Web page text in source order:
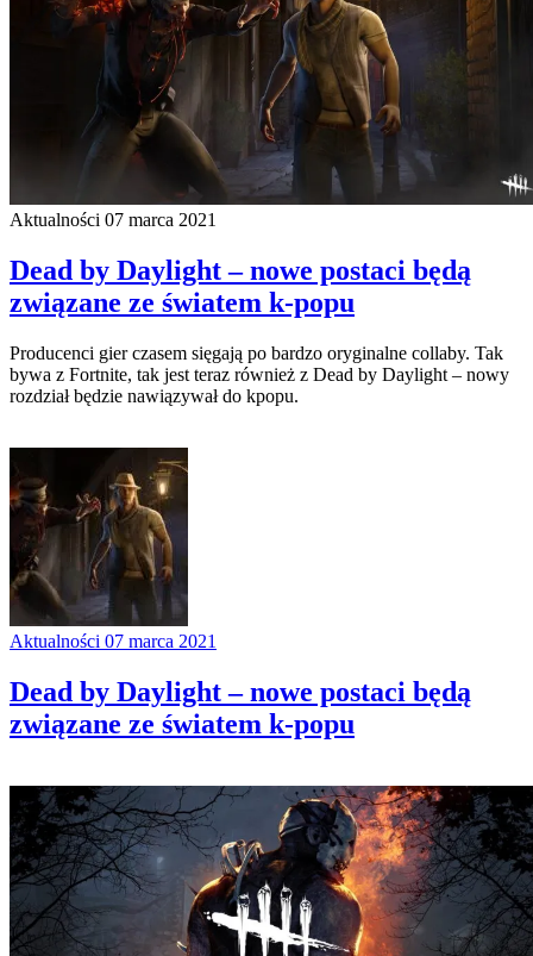
Aktualności 07 marca 2021
Dead by Daylight – nowe postaci będą
związane ze światem k-popu
Producenci gier czasem sięgają po bardzo oryginalne collaby. Tak
bywa z Fortnite, tak jest teraz również z Dead by Daylight – nowy
rozdział będzie nawiązywał do kpopu.
Aktualności 07 marca 2021
Dead by Daylight – nowe postaci będą
związane ze światem k-popu